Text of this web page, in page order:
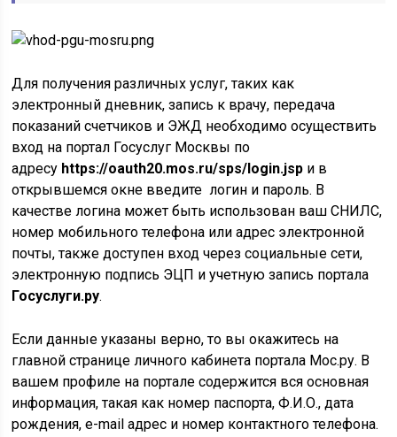
Для получения различных услуг, таких как
электронный дневник, запись к врачу, передача
показаний счетчиков и ЭЖД необходимо осуществить
вход на портал Госуслуг Москвы по
адресу https://oauth20.mos.ru/sps/login.jsp и в
открывшемся окне введите логин и пароль. В
качестве логина может быть использован ваш СНИЛС,
номер мобильного телефона или адрес электронной
почты, также доступен вход через социальные сети,
электронную подпись ЭЦП и учетную запись портала
Госуслуги.ру.
Если данные указаны верно, то вы окажитесь на
главной странице личного кабинета портала Мос.ру. В
вашем профиле на портале содержится вся основная
информация, такая как номер паспорта, Ф.И.О., дата
рождения, e-mail адрес и номер контактного телефона.